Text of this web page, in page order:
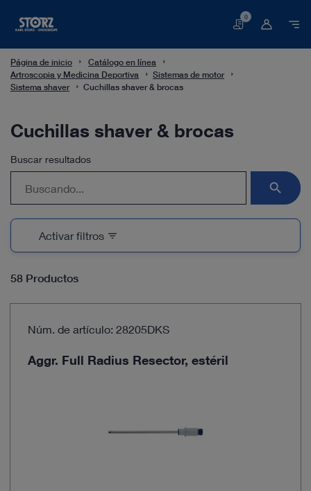
Cesta
0
Página de inicio
Catálogo en línea
Artroscopia y Medicina Deportiva
Sistemas de motor
Sistema shaver
Cuchillas shaver & brocas
Cuchillas shaver & brocas
58 Productos
Núm. de artículo: 28205DKS
Aggr. Full Radius Resector, estéril
Buscar resultados
search
Activar filtros filter_list